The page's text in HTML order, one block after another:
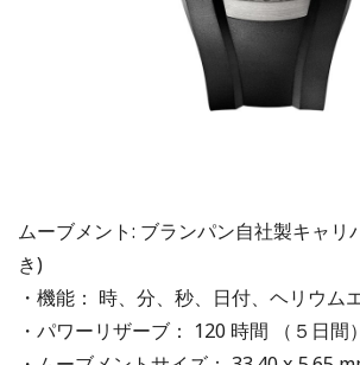
ムーブメント: ブランパン自社製キャリ
き)
・機能： 時、分、秒、日付、ヘリウム
・パワーリザーブ： 120 時間 （５日間）